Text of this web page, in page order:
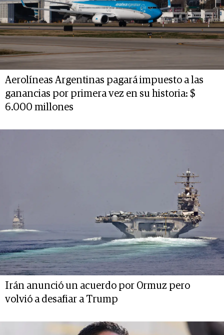
Aerolíneas Argentinas pagará impuesto a las
ganancias por primera vez en su historia: $
6.000 millones
Irán anunció un acuerdo por Ormuz pero
volvió a desafiar a Trump